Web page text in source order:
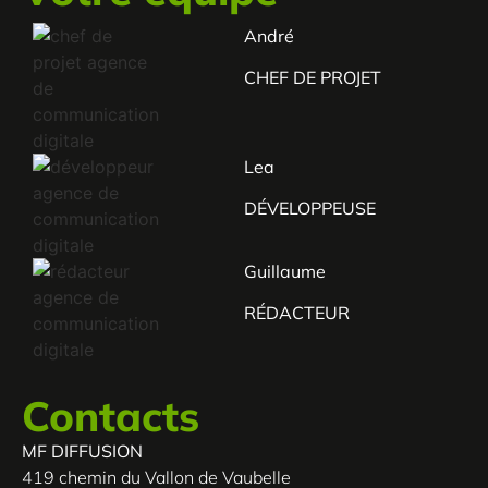
André
CHEF DE PROJET
Lea
DÉVELOPPEUSE
Guillaume
RÉDACTEUR
Contacts
MF DIFFUSION
419 chemin du Vallon de Vaubelle